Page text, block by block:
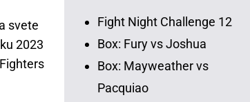
svete
2023
Fight Night Challenge 12
Box: Fury vs Joshua
Box: Mayweather vs
Pacquiao